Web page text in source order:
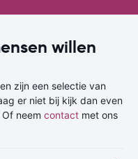
willen
zijn een selectie van
er niet bij kijk dan even
neem contact met ons